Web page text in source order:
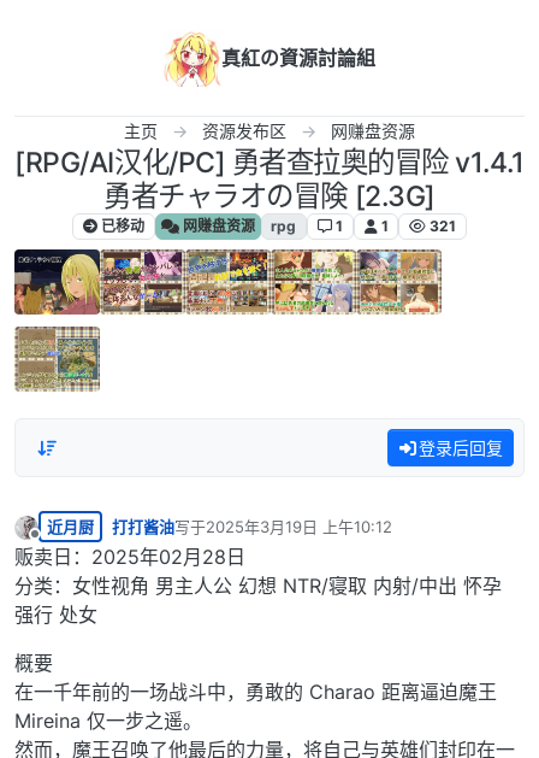
真紅の資源討論組
主页 资源发布区 网赚盘资源
[RPG/AI汉化/PC] 勇者查拉奥的冒险 v1.4.1
勇者チャラオの冒険 [2.3G]
已移动 网赚盘资源 rpg 1 1 321
登录后回复
离线
近月厨 打打酱油写于2025年3月19日 上午10:12
最后由 编辑
贩卖日：2025年02月28日
分类：女性视角 男主人公 幻想 NTR/寝取 内射/中出 怀孕
强行 处女
概要
在一千年前的一场战斗中，勇敢的 Charao 距离逼迫魔王
Mireina 仅一步之遥。
然而，魔王召唤了他最后的力量，将自己与英雄们封印在一